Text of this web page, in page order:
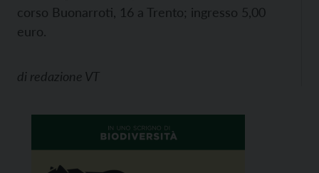
corso Buonarroti, 16 a Trento; ingresso 5,00
euro.
di redazione VT